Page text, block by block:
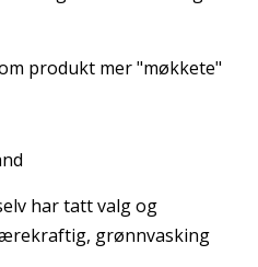
produkt mer "møkkete"
har tatt valg og
grønnvasking